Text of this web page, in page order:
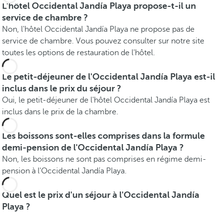
L'hôtel Occidental Jandía Playa propose-t-il un
service de chambre ?
Non, l'hôtel Occidental Jandía Playa ne propose pas de
service de chambre. Vous pouvez consulter sur notre site
toutes les options de restauration de l'hôtel.
Le petit-déjeuner de l'Occidental Jandía Playa est-il
inclus dans le prix du séjour ?
Oui, le petit-déjeuner de l'hôtel Occidental Jandía Playa est
inclus dans le prix de la chambre.
Les boissons sont-elles comprises dans la formule
demi-pension de l'Occidental Jandía Playa ?
Non, les boissons ne sont pas comprises en régime demi-
pension à l'Occidental Jandía Playa.
Quel est le prix d'un séjour à l'Occidental Jandía
Playa ?